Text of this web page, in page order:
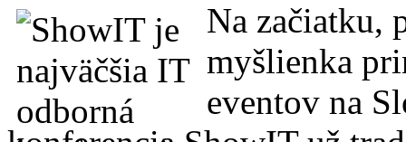
Na začiatku,
myšlienka
eventov na